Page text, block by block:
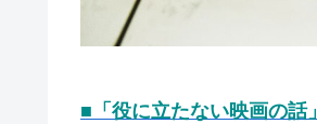
■「役に立たない映画の話」